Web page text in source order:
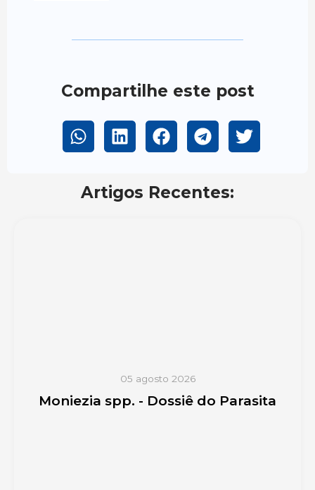
Compartilhe este post
Artigos Recentes:
05 agosto 2026
Moniezia spp. - Dossiê do Parasita